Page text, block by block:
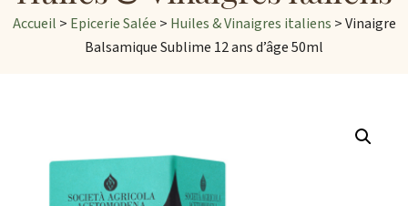
Accueil > Epicerie Salée > Huiles & Vinaigres italiens > Vinaigre
Balsamique Sublime 12 ans d’âge 50ml